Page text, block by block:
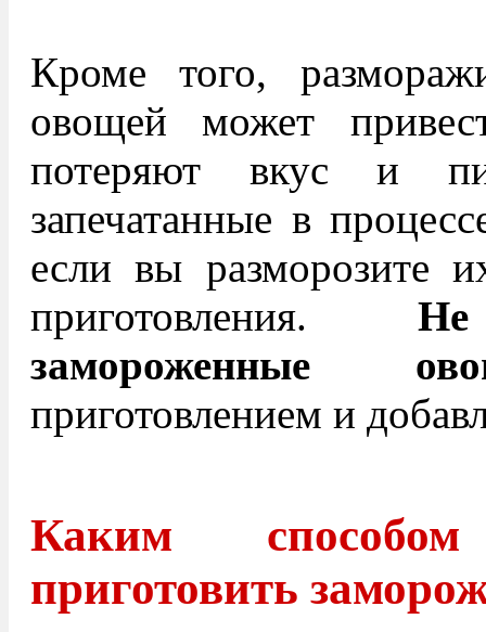
Кроме того,
овощей может
потеряют вкус и
запечатанные в
если вы разморозите
приготовления. Не
замороженные
приготовлением и
Каким
приготовить